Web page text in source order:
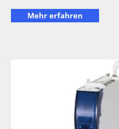
Mehr erfahren